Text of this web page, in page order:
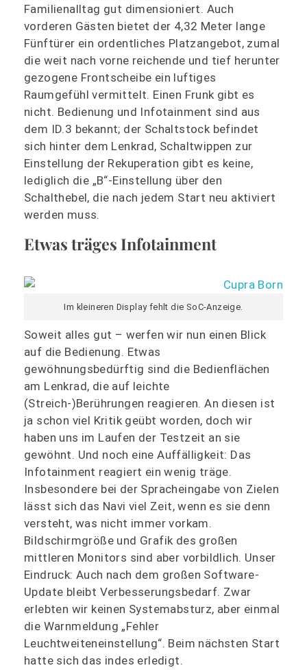
Familienalltag gut dimensioniert. Auch
vorderen Gästen bietet der 4,32 Meter lange
Fünftürer ein ordentliches Platzangebot, zumal
die weit nach vorne reichende und tief herunter
gezogene Frontscheibe ein luftiges
Raumgefühl vermittelt. Einen Frunk gibt es
nicht. Bedienung und Infotainment sind aus
dem ID.3 bekannt; der Schaltstock befindet
sich hinter dem Lenkrad, Schaltwippen zur
Einstellung der Rekuperation gibt es keine,
lediglich die „B“-Einstellung über den
Schalthebel, die nach jedem Start neu aktiviert
werden muss.
Etwas träges Infotainment
Im kleineren Display fehlt die SoC-Anzeige.
Soweit alles gut – werfen wir nun einen Blick
auf die Bedienung. Etwas
gewöhnungsbedürftig sind die Bedienflächen
am Lenkrad, die auf leichte
(Streich-)Berührungen reagieren. An diesen ist
ja schon viel Kritik geübt worden, doch wir
haben uns im Laufen der Testzeit an sie
gewöhnt. Und noch eine Auffälligkeit: Das
Infotainment reagiert ein wenig träge.
Insbesondere bei der Spracheingabe von Zielen
lässt sich das Navi viel Zeit, wenn es sie denn
versteht, was nicht immer vorkam.
Bildschirmgröße und Grafik des großen
mittleren Monitors sind aber vorbildlich. Unser
Eindruck: Auch nach dem großen Software-
Update bleibt Verbesserungsbedarf. Zwar
erlebten wir keinen Systemabsturz, aber einmal
die Warnmeldung „Fehler
Leuchtweiteneinstellung“. Beim nächsten Start
hatte sich das indes erledigt.